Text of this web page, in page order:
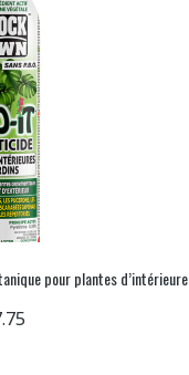
et JARDIN INTÉRIEUR
pour plantes